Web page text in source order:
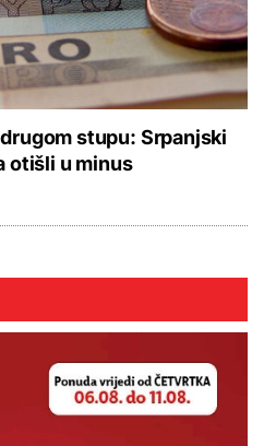
stupu: Srpanjski
otišli u minus